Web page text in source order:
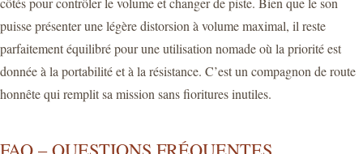
puisse présenter une légère distorsion à volume maximal, il reste
parfaitement équilibré pour une utilisation nomade où la priorité est
donnée à la portabilité et à la résistance. C’est un compagnon de route
honnête qui remplit sa mission sans fioritures inutiles.
FAQ – QUESTIONS FRÉQUENTES